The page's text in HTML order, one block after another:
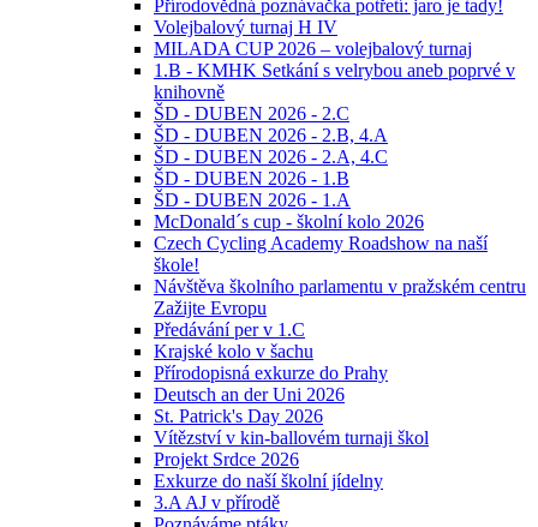
Přírodovědná poznávačka potřetí: jaro je tady!
Volejbalový turnaj H IV
MILADA CUP 2026 – volejbalový turnaj
1.B - KMHK Setkání s velrybou aneb poprvé v
knihovně
ŠD - DUBEN 2026 - 2.C
ŠD - DUBEN 2026 - 2.B, 4.A
ŠD - DUBEN 2026 - 2.A, 4.C
ŠD - DUBEN 2026 - 1.B
ŠD - DUBEN 2026 - 1.A
McDonald´s cup - školní kolo 2026
Czech Cycling Academy Roadshow na naší
škole!
Návštěva školního parlamentu v pražském centru
Zažijte Evropu
Předávání per v 1.C
Krajské kolo v šachu
Přírodopisná exkurze do Prahy
Deutsch an der Uni 2026
St. Patrick's Day 2026
Vítězství v kin-ballovém turnaji škol
Projekt Srdce 2026
Exkurze do naší školní jídelny
3.A AJ v přírodě